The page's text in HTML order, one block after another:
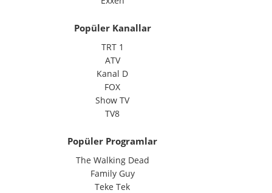
Popüler Kanallar
TRT 1
ATV
Kanal D
FOX
Show TV
TV8
Popüler Programlar
The Walking Dead
Family Guy
Teke Tek